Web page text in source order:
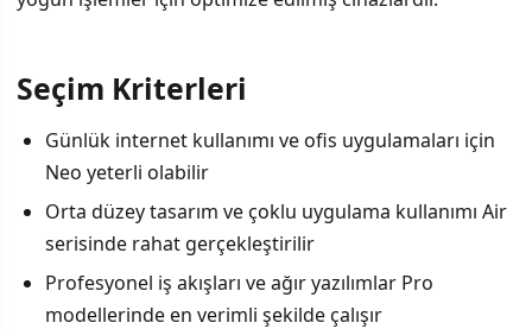
Seçim Kriterleri
Günlük internet kullanımı ve ofis uygulamaları için
Neo yeterli olabilir
Orta düzey tasarım ve çoklu uygulama kullanımı Air
serisinde rahat gerçekleştirilir
Profesyonel iş akışları ve ağır yazılımlar Pro
modellerinde en verimli şekilde çalışır